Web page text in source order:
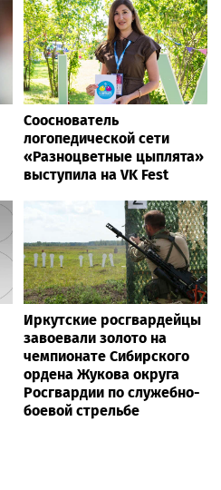
Сооснователь
логопедической сети
«Разноцветные цыплята»
выступила на VK Fest
Иркутские росгвардейцы
завоевали золото на
чемпионате Сибирского
ордена Жукова округа
Росгвардии по служебно-
боевой стрельбе